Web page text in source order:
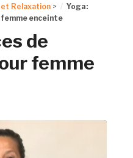
Relaxation >
Yoga:
enceinte
de
femme